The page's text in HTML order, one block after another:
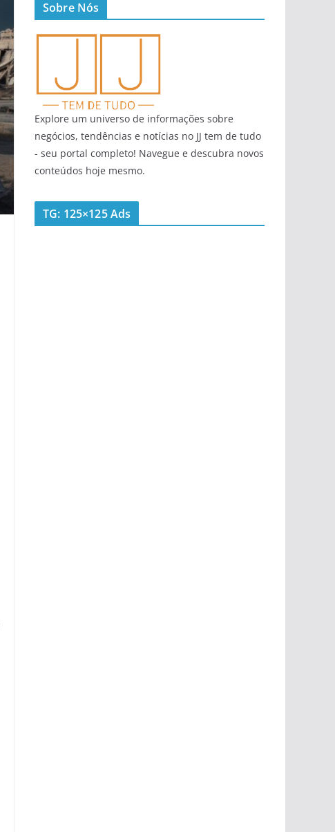
Sobre Nós
Explore um universo de informações sobre
negócios, tendências e notícias no JJ tem de tudo
- seu portal completo! Navegue e descubra novos
conteúdos hoje mesmo.
TG: 125×125 Ads